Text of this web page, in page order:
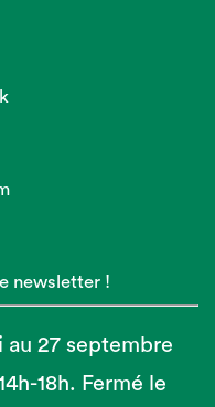
newsletter !
au 27 septembre
18h. Fermé le